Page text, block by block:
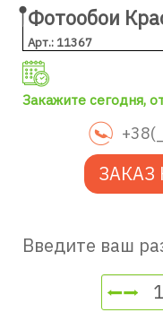
Фотообои
Арт.: 11367
Закажите сегодня,
ЗАКАЗ
Введите ваш